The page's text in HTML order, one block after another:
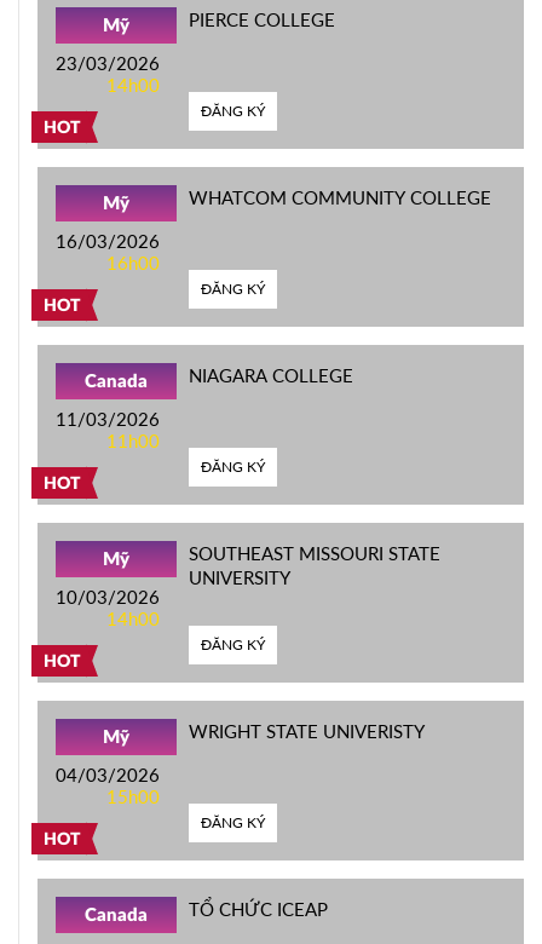
HOT
Mỹ
23/03/2026
14h00
PIERCE COLLEGE
ĐĂNG KÝ
HOT
Mỹ
16/03/2026
16h00
WHATCOM COMMUNITY COLLEGE
ĐĂNG KÝ
HOT
Canada
11/03/2026
11h00
NIAGARA COLLEGE
ĐĂNG KÝ
HOT
Mỹ
10/03/2026
14h00
SOUTHEAST MISSOURI STATE
UNIVERSITY
ĐĂNG KÝ
HOT
Mỹ
04/03/2026
15h00
WRIGHT STATE UNIVERISTY
ĐĂNG KÝ
Canada TỔ CHỨC ICEAP